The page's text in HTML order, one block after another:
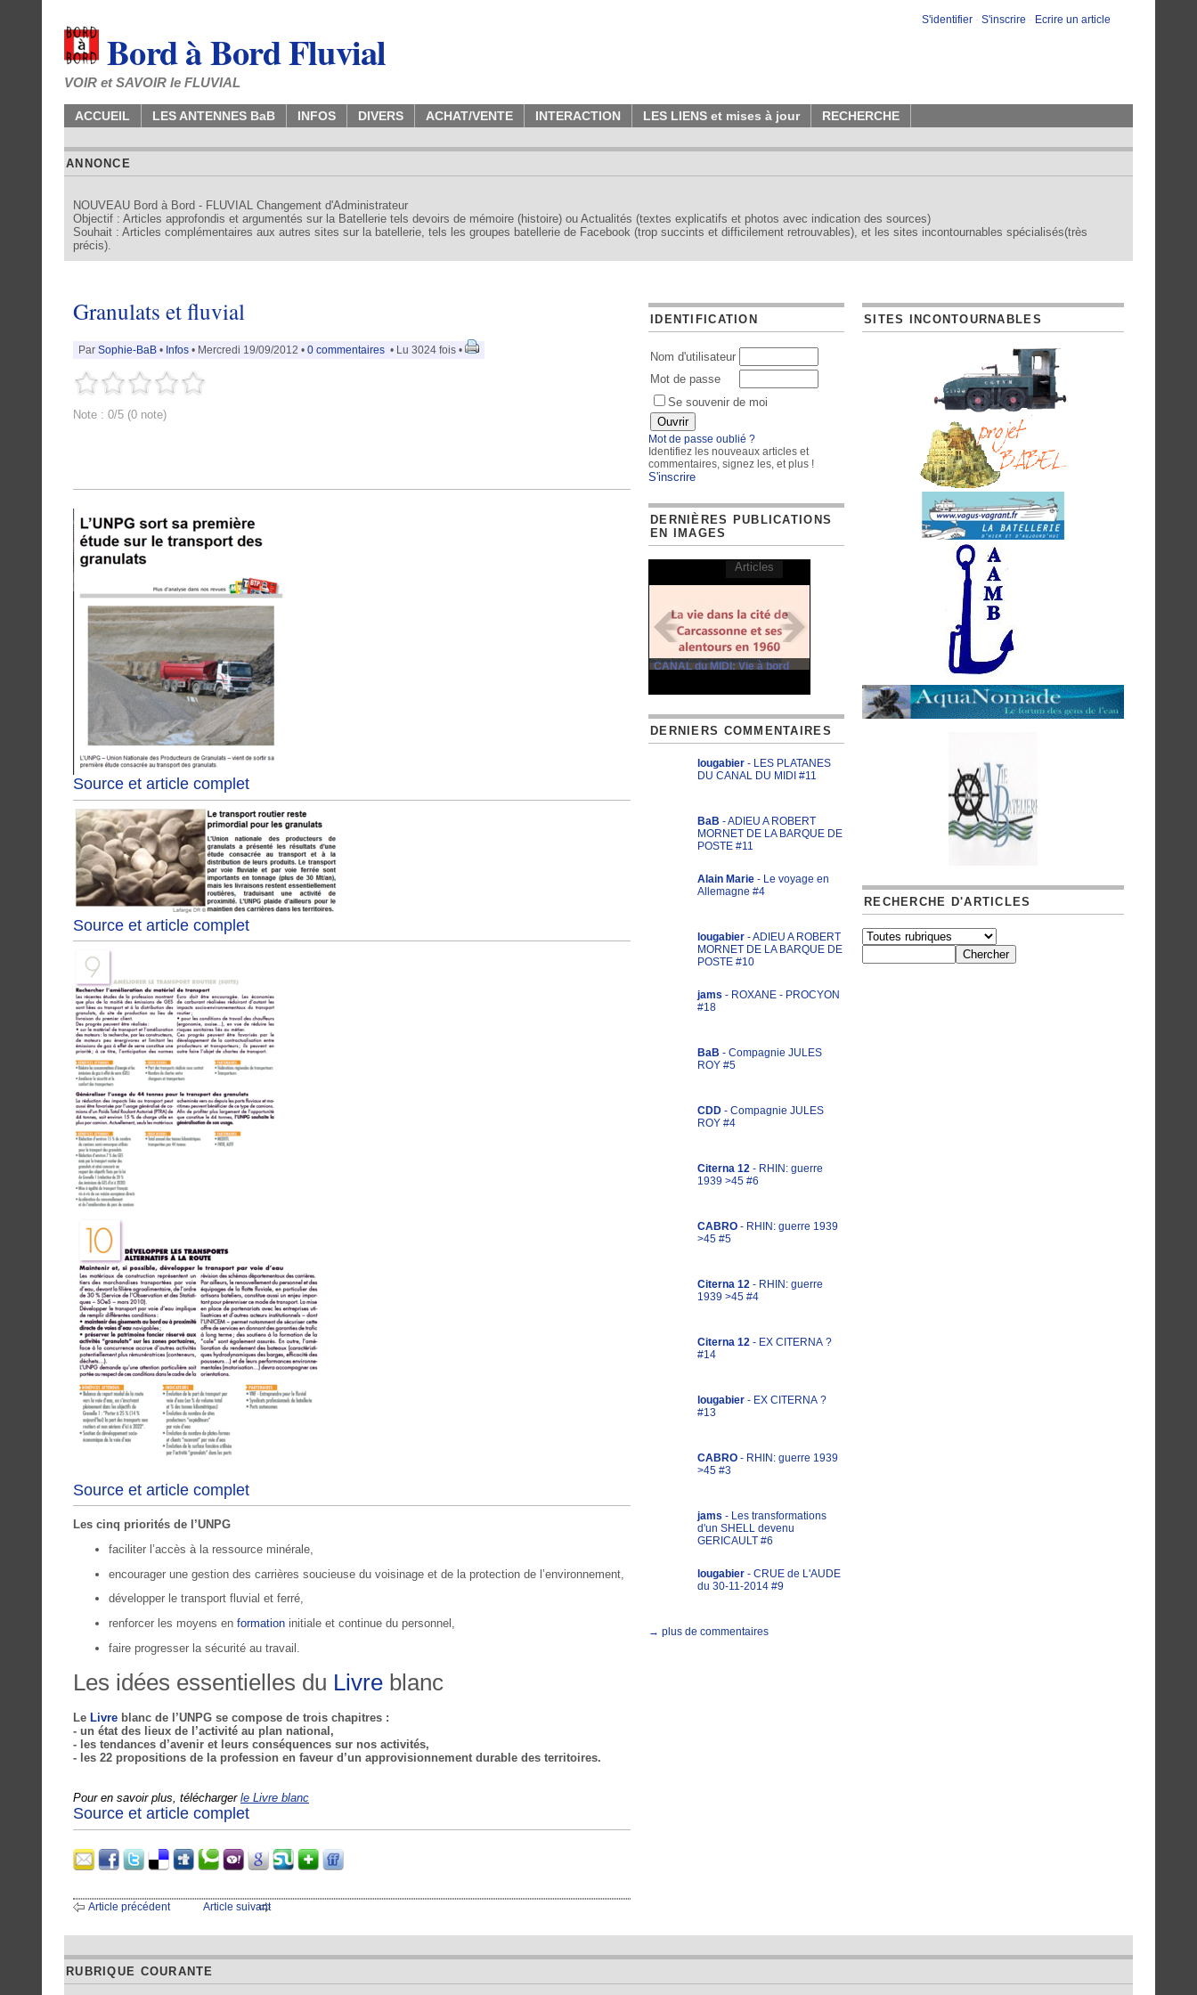
S'identifier - S'inscrire - Ecrire un article
Bord à Bord Fluvial
VOIR et SAVOIR le FLUVIAL
ACCUEIL LES ANTENNES BaB INFOS DIVERS ACHAT/VENTE INTERACTION LES LIENS et mises à jour RECHERCHE
ANNONCE
NOUVEAU Bord à Bord - FLUVIAL Changement d'Administrateur
Objectif : Articles approfondis et argumentés sur la Batellerie tels devoirs de mémoire (histoire) ou Actualités (textes explicatifs et photos avec indication des sources)
Souhait : Articles complémentaires aux autres sites sur la batellerie, tels les groupes batellerie de Facebook (trop succints et difficilement retrouvables), et les sites incontournables spécialisés(très
précis).
Granulats et fluvial
Par Sophie-BaB • Infos • Mercredi 19/09/2012 • 0 commentaires • Lu 3024 fois •
Note : 0/5 (0 note)
Source et article complet
Source et article complet
Source et article complet
Les cinq priorités de l’UNPG
faciliter l’accès à la ressource minérale,
encourager une gestion des carrières soucieuse du voisinage et de la protection de l’environnement,
développer le transport fluvial et ferré,
renforcer les moyens en formation initiale et continue du personnel,
faire progresser la sécurité au travail.
Les idées essentielles du Livre blanc
Le Livre blanc de l’UNPG se compose de trois chapitres :
- un état des lieux de l’activité au plan national,
- les tendances d’avenir et leurs conséquences sur nos activités,
- les 22 propositions de la profession en faveur d’un approvisionnement durable des territoires.
Pour en savoir plus, télécharger le Livre blanc
Source et article complet
Article précédent Article suivant
IDENTIFICATION
Nom d'utilisateur
Mot de passe
Se souvenir de moi
Mot de passe oublié ?
Identifiez les nouveaux articles et
commentaires, signez les, et plus !
S'inscrire
DERNIÈRES PUBLICATIONS
EN IMAGES
CANAL du MIDI: Vie à bord
Articles
DERNIERS COMMENTAIRES
lougabier - LES PLATANES
DU CANAL DU MIDI #11
BaB - ADIEU A ROBERT
MORNET DE LA BARQUE DE
POSTE #11
Alain Marie - Le voyage en
Allemagne #4
lougabier - ADIEU A ROBERT
MORNET DE LA BARQUE DE
POSTE #10
jams - ROXANE - PROCYON
#18
BaB - Compagnie JULES
ROY #5
CDD - Compagnie JULES
ROY #4
Citerna 12 - RHIN: guerre
1939 >45 #6
CABRO - RHIN: guerre 1939
>45 #5
Citerna 12 - RHIN: guerre
1939 >45 #4
Citerna 12 - EX CITERNA ?
#14
lougabier - EX CITERNA ?
#13
CABRO - RHIN: guerre 1939
>45 #3
jams - Les transformations
d'un SHELL devenu
GERICAULT #6
lougabier - CRUE de L'AUDE
du 30-11-2014 #9
→ plus de commentaires
SITES INCONTOURNABLES
RECHERCHE D'ARTICLES
RUBRIQUE COURANTE